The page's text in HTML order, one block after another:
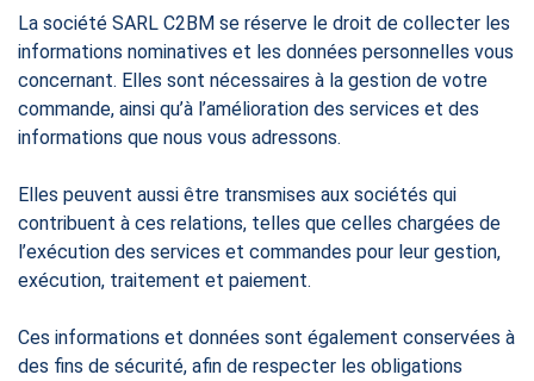
La société SARL C2BM se réserve le droit de collecter les
informations nominatives et les données personnelles vous
concernant. Elles sont nécessaires à la gestion de votre
commande, ainsi qu’à l’amélioration des services et des
informations que nous vous adressons.
Elles peuvent aussi être transmises aux sociétés qui
contribuent à ces relations, telles que celles chargées de
l’exécution des services et commandes pour leur gestion,
exécution, traitement et paiement.
Ces informations et données sont également conservées à
des fins de sécurité, afin de respecter les obligations